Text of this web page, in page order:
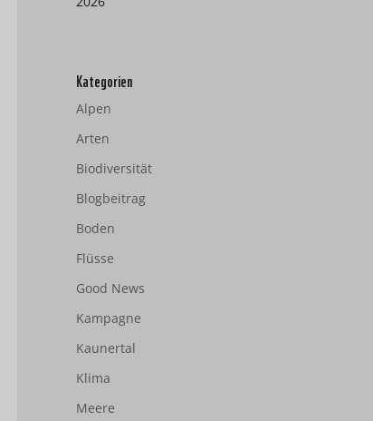
Kategorien
Alpen
Arten
Biodiversität
Blogbeitrag
Boden
Flüsse
Good News
Kampagne
Kaunertal
Klima
Meere